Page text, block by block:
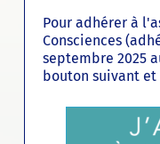
Pour adhérer à
Consciences
septembre 2025
bouton suivant et